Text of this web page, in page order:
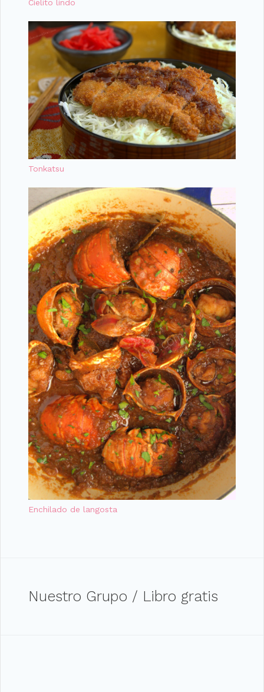
Cielito lindo
Tonkatsu
Enchilado de langosta
Nuestro Grupo / Libro gratis